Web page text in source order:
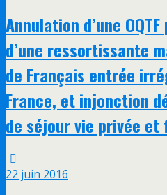
Annulation d’une
d’une ressortissante
de Français entrée
France, et injonction
de séjour vie privée et
22 juin 2016